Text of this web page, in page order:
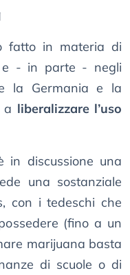
fatto in materia di
- in parte - negli
la Germania e la
a liberalizzare l’uso
in discussione una
una sostanziale
con i tedeschi che
(fino a un
marijuana basta
di scuole o di